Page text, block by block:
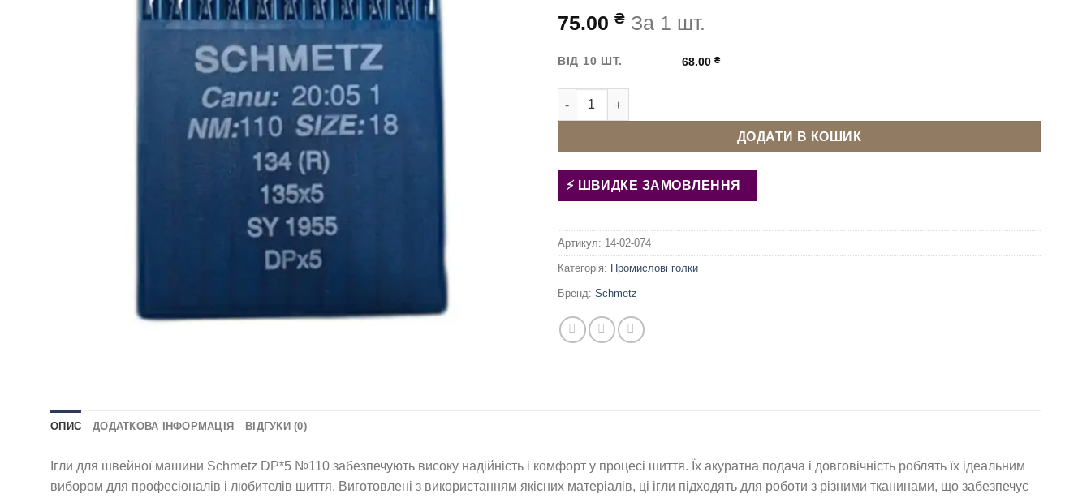
75.00 ₴ За 1 шт.
ВІД 10 ШТ. 68.00₴
Голки для швейної машини Schmetz DPx5 №110 кількість
ДОДАТИ В КОШИК
ШВИДКЕ ЗАМОВЛЕННЯ
Артикул: 14-02-074
Категорія: Промислові голки
Бренд: Schmetz
ОПИС ДОДАТКОВА ІНФОРМАЦІЯ ВІДГУКИ (0)
Ігли для швейної машини Schmetz DP*5 №110 забезпечують високу надійність і комфорт у процесі шиття. Їх акуратна подача і довговічність роблять їх ідеальним
вибором для професіоналів і любителів шиття. Виготовлені з використанням якісних матеріалів, ці ігли підходять для роботи з різними тканинами, що забезпечує